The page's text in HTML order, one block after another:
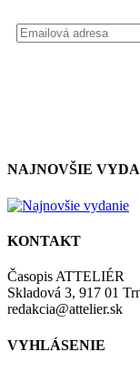
NAJNOVŠIE
KONTAKT
Časopis ATTELIÉR
Skladová 3, 917 01
redakcia@attelier.sk
VYHLÁSENIE